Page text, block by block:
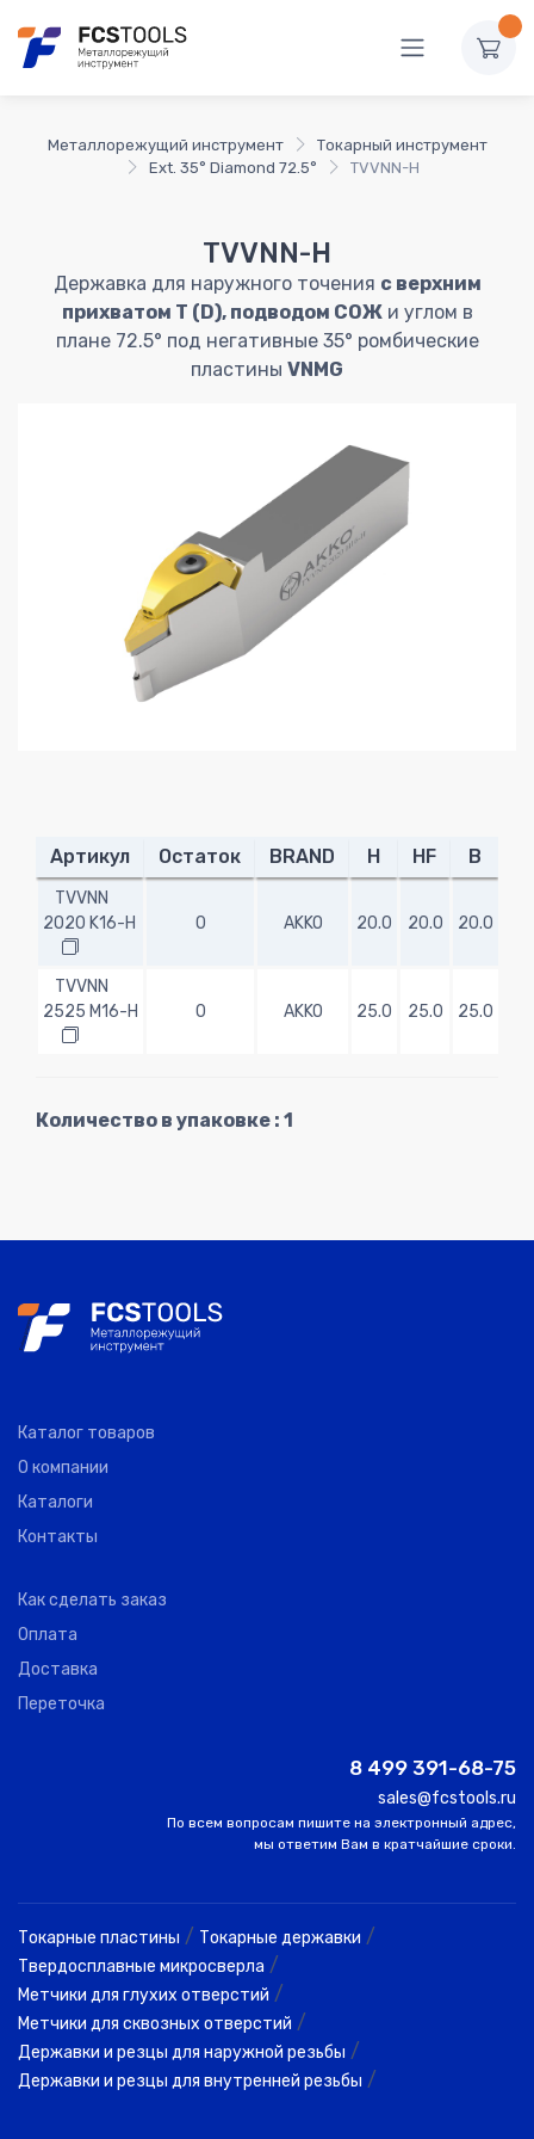
Металлорежущий инструмент
Токарный инструмент
Ext. 35° Diamond 72.5°
TVVNN-H
TVVNN-H
Державка для наружного точения c верхним
прихватом T (D), подводом СОЖи углом в
плане 72.5° под негативные 35° ромбические
пластины VNMG
Артикул Остаток BRAND H HF B
TVVNN
2020 K16-H
0 AKKO 20.0 20.0 20.0
TVVNN
2525 M16-H
0 AKKO 25.0 25.0 25.0
Количество в упаковке : 1
Каталог товаров
О компании
Каталоги
Контакты
Как сделать заказ
Оплата
Доставка
Переточка
8 499 391-68-75
sales@fcstools.ru
По всем вопросам пишите на электронный адрес,
мы ответим Вам в кратчайшие сроки.
Токарные пластины / Токарные державки /
Твердосплавные микросверла /
Метчики для глухих отверстий /
Метчики для сквозных отверстий /
Державки и резцы для наружной резьбы /
Державки и резцы для внутренней резьбы /